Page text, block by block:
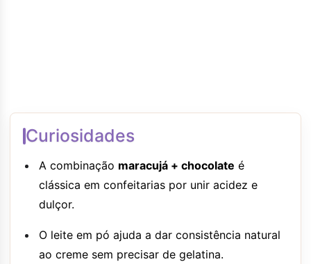
Curiosidades
A combinação maracujá + chocolate é
clássica em confeitarias por unir acidez e
dulçor.
O leite em pó ajuda a dar consistência natural
ao creme sem precisar de gelatina.